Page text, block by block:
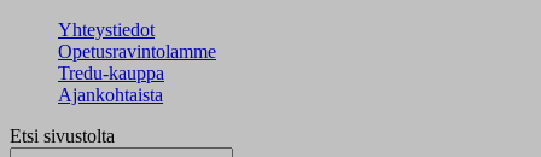
Yhteystiedot
Opetusravintolamme
Tredu-kauppa
Ajankohtaista
Etsi sivustolta